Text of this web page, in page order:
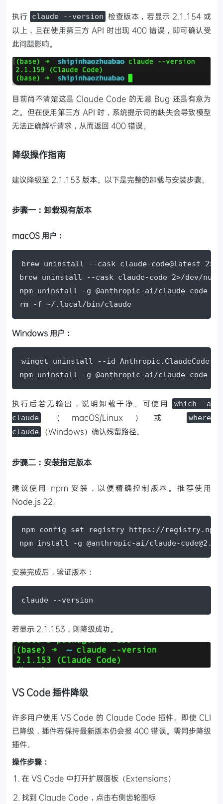
执行 claude --version 检查版本，若显示 2.1.154 或
以上，且在使用第三方 API 时出现 400 错误，即可确认受
此问题影响。
目前尚不清楚这是 Claude Code 的无意 Bug 还是有意为
之。但在使用第三方 API 时，系统提示词的缺失会导致模型
无法正确解析请求，从而返回 400 错误。
降级操作指南
建议降级至 2.1.153 版本。以下是完整的卸载与安装步骤。
步骤一：卸载现有版本
macOS 用户：
brew uninstall --cask claude-code@latest 2>/
brew uninstall --cask claude-code 2>/dev/null
npm uninstall -g @anthropic-ai/claude-code
rm -f ~/.local/bin/claude
Windows 用户：
winget uninstall --id Anthropic.ClaudeCode -e
npm uninstall -g @anthropic-ai/claude-code
执行后若无输出，说明卸载干净。可使用
which -a
claude
（macOS/Linux）或
where
claude
（Windows）确认残留路径。
步骤二：安装指定版本
建议使用 npm 安装，以便精确控制版本。推荐使用
Node.js 22。
npm config set registry https://
npm install -g @anthropic-ai/claude-
安装完成后，验证版本：
claude --version
若显示 2.1.153，则降级成功。
VS Code 插件降级
许多用户使用 VS Code 的 Claude Code 插件。即使 CLI
已降级，插件若保持最新版本仍会报 400 错误。需同步降级
插件。
操作步骤：
在 VS Code 中打开扩展面板（Extensions）
找到 Claude Code，点击右侧齿轮图标